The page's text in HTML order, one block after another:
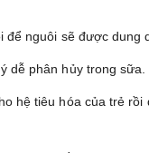
nguôi sẽ được
phân hủy trong
hệ tiêu hóa của trẻ